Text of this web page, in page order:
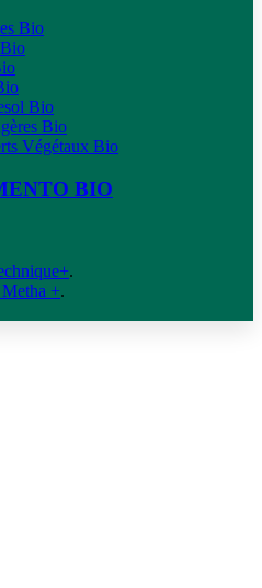
Bio
Bio
Bio
Végétaux Bio
BIO
.
+.